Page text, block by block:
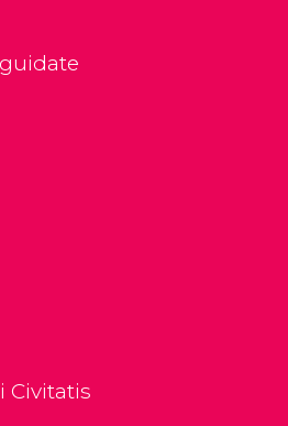
Civitatis